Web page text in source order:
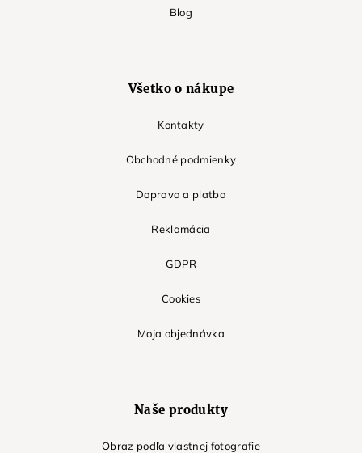
Blog
Všetko o nákupe
Kontakty
Obchodné podmienky
Doprava a platba
Reklamácia
GDPR
Cookies
Moja objednávka
Naše produkty
Obraz podľa vlastnej fotografie